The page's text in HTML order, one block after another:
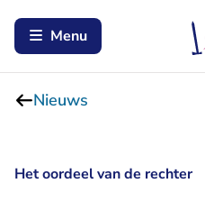
Menu
Nieuws
Het oordeel van de rechter